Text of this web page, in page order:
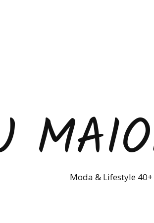
Moda & Lifestyle 40+